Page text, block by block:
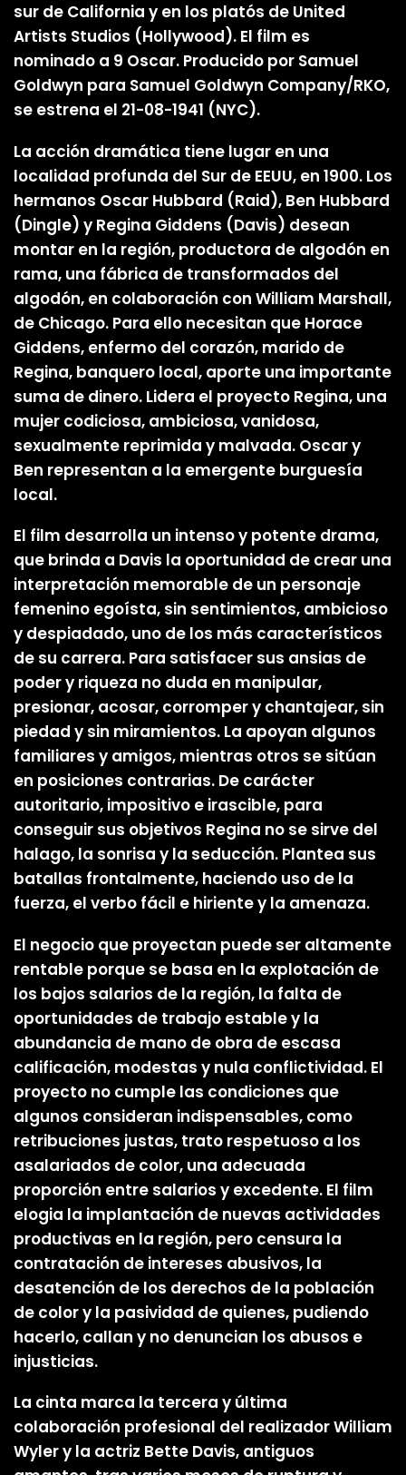
sur de California y en los platós de United
Artists Studios (Hollywood). El film es
nominado a 9 Oscar. Producido por Samuel
Goldwyn para Samuel Goldwyn Company/RKO,
se estrena el 21-08-1941 (NYC).
La acción dramática tiene lugar en una
localidad profunda del Sur de EEUU, en 1900. Los
hermanos Oscar Hubbard (Raid), Ben Hubbard
(Dingle) y Regina Giddens (Davis) desean
montar en la región, productora de algodón en
rama, una fábrica de transformados del
algodón, en colaboración con William Marshall,
de Chicago. Para ello necesitan que Horace
Giddens, enfermo del corazón, marido de
Regina, banquero local, aporte una importante
suma de dinero. Lidera el proyecto Regina, una
mujer codiciosa, ambiciosa, vanidosa,
sexualmente reprimida y malvada. Oscar y
Ben representan a la emergente burguesía
local.
El film desarrolla un intenso y potente drama,
que brinda a Davis la oportunidad de crear una
interpretación memorable de un personaje
femenino egoísta, sin sentimientos, ambicioso
y despiadado, uno de los más característicos
de su carrera. Para satisfacer sus ansias de
poder y riqueza no duda en manipular,
presionar, acosar, corromper y chantajear, sin
piedad y sin miramientos. La apoyan algunos
familiares y amigos, mientras otros se sitúan
en posiciones contrarias. De carácter
autoritario, impositivo e irascible, para
conseguir sus objetivos Regina no se sirve del
halago, la sonrisa y la seducción. Plantea sus
batallas frontalmente, haciendo uso de la
fuerza, el verbo fácil e hiriente y la amenaza.
El negocio que proyectan puede ser altamente
rentable porque se basa en la explotación de
los bajos salarios de la región, la falta de
oportunidades de trabajo estable y la
abundancia de mano de obra de escasa
calificación, modestas y nula conflictividad. El
proyecto no cumple las condiciones que
algunos consideran indispensables, como
retribuciones justas, trato respetuoso a los
asalariados de color, una adecuada
proporción entre salarios y excedente. El film
elogia la implantación de nuevas actividades
productivas en la región, pero censura la
contratación de intereses abusivos, la
desatención de los derechos de la población
de color y la pasividad de quienes, pudiendo
hacerlo, callan y no denuncian los abusos e
injusticias.
La cinta marca la tercera y última
colaboración profesional del realizador William
Wyler y la actriz Bette Davis, antiguos